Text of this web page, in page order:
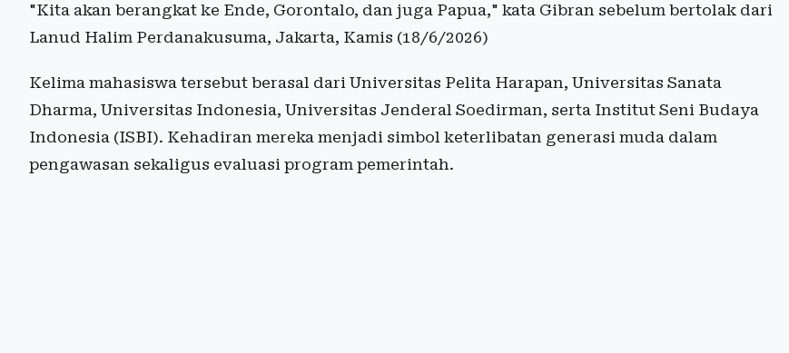
"Kita akan berangkat ke Ende, Gorontalo, dan juga Papua," kata Gibran sebelum bertolak dari
Lanud Halim Perdanakusuma, Jakarta, Kamis (18/6/2026)
Kelima mahasiswa tersebut berasal dari Universitas Pelita Harapan, Universitas Sanata
Dharma, Universitas Indonesia, Universitas Jenderal Soedirman, serta Institut Seni Budaya
Indonesia (ISBI). Kehadiran mereka menjadi simbol keterlibatan generasi muda dalam
pengawasan sekaligus evaluasi program pemerintah.